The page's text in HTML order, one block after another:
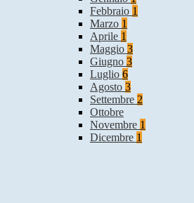
Febbraio 1
Marzo 1
Aprile 1
Maggio 3
Giugno 3
Luglio 6
Agosto 3
Settembre 2
Ottobre
Novembre 1
Dicembre 1